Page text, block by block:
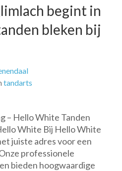
begint in
bleken bij
tandarts
– Hello White Tanden
White Bij Hello White
juiste adres voor een
professionele
bieden hoogwaardige